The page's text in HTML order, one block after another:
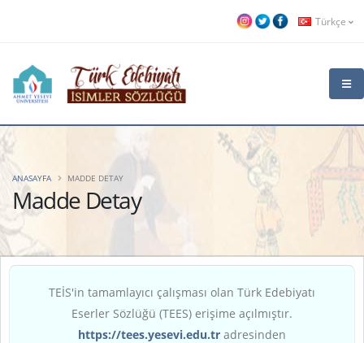
Türkçe
Madde Detay
ANASAYFA MADDE DETAY
TEİS'in tamamlayıcı çalışması olan Türk Edebiyatı
Eserler Sözlüğü (TEES) erişime açılmıştır.
https://tees.yesevi.edu.tr adresinden